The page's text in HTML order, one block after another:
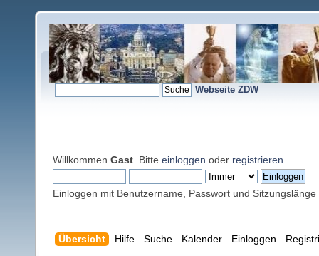
Webseite ZDW
Willkommen Gast . Bitte einloggen oder registrieren
Einloggen mit Benutzername, Passwort und Sitzungslänge
Übersicht Hilfe Suche Kalender Einloggen